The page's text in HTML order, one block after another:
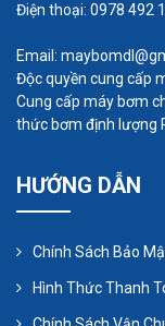
Điện thoại: 0978 492
Email:
Độc quyền cung cấp
Cung cấp máy bơm
thức bơm định lượng
HƯỚNG DẪN
Chính Sách Bảo
Hình Thức Thanh